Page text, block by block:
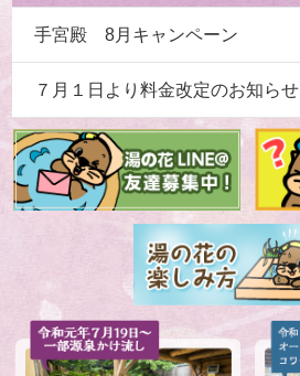
手宮殿 8月キャンペーン
７月１日より料金改定のお知らせ